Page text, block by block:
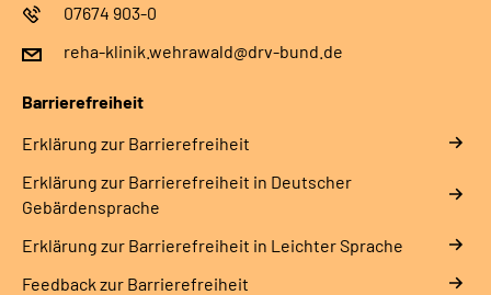
07674 903-0
reha-klinik.wehrawald@drv-bund.de
Barrierefreiheit
Erklärung zur Barrierefreiheit
Erklärung zur Barrierefreiheit in Deutscher
Gebärdensprache
Erklärung zur Barrierefreiheit in Leichter Sprache
Feedback zur Barrierefreiheit